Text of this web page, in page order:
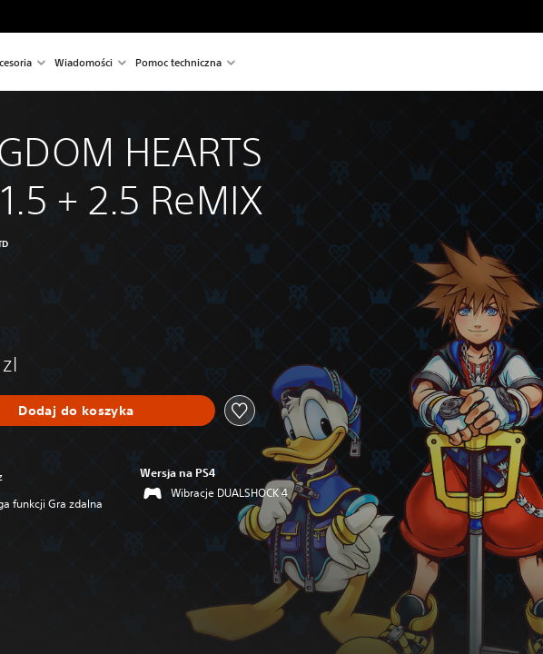
Wiadomości Pomoc techniczna
HEARTS
+ 2.5 ReMIX
Dodaj do koszyka
funkcji Gra zdalna
Wersja na PS4
Wibracje DUALSHOCK 4